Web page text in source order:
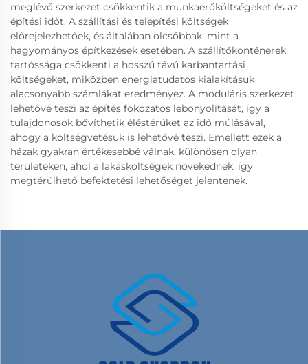
meglévő szerkezet csökkentik a munkaerőköltségeket és az
építési időt. A szállítási és telepítési költségek
előrejelezhetőek, és általában olcsóbbak, mint a
hagyományos építkezések esetében. A szállítókonténerek
tartóssága csökkenti a hosszú távú karbantartási
költségeket, miközben energiatudatos kialakításuk
alacsonyabb számlákat eredményez. A moduláris szerkezet
lehetővé teszi az építés fokozatos lebonyolítását, így a
tulajdonosok bővíthetik éléstérüket az idő múlásával,
ahogy a költségvetésük is lehetővé teszi. Emellett ezek a
házak gyakran értékesebbé válnak, különösen olyan
területeken, ahol a lakásköltségek növekednek, így
megtérülhető befektetési lehetőséget jelentenek.